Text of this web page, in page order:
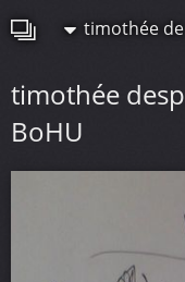
timothée desplanque
timothée
BoHU